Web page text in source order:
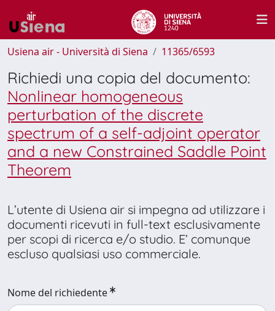
Usiena air - Università di Siena 11365/6593
Richiedi una copia del documento:
Nonlinear homogeneous
perturbation of the discrete
spectrum of a self-adjoint operator
and a new Constrained Saddle Point
Theorem
L’utente di Usiena air si impegna ad utilizzare i
documenti ricevuti in full-text esclusivamente
per scopi di ricerca e/o studio. E’ comunque
escluso qualsiasi uso commerciale.
Nome del richiedente